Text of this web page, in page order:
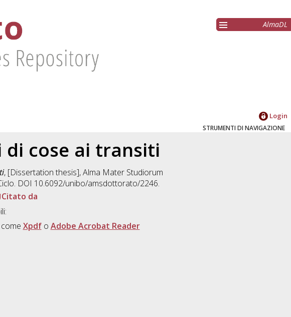
AlmaDL
Login
STRUMENTI DI NAVIGAZIONE
di cose ai transiti
, [Dissertation thesis], Alma Mater Studiorum
DOI 10.6092/unibo/amsdottorato/2246.
Citato da
Xpdfo Adobe Acrobat Reader